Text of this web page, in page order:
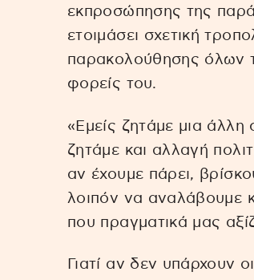
εκπροσώπησης της
ετοιμάσει σχετική
παρακολούθησης όλων
φορείς του.
«Εμείς ζητάμε μια
ζητάμε και αλλαγή
αν έχουμε πάρει,
λοιπόν να αναλάβουμε
που πραγματικά μας
Γιατί αν δεν υπάρχουν